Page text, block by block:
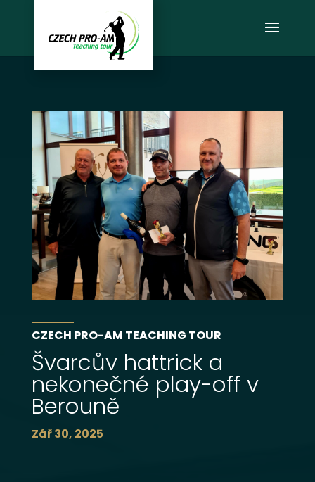
CZECH PRO-AM TEACHING TOUR
Švarcův hattrick a
nekonečné play-off v
Berouně
Zář 30, 2025